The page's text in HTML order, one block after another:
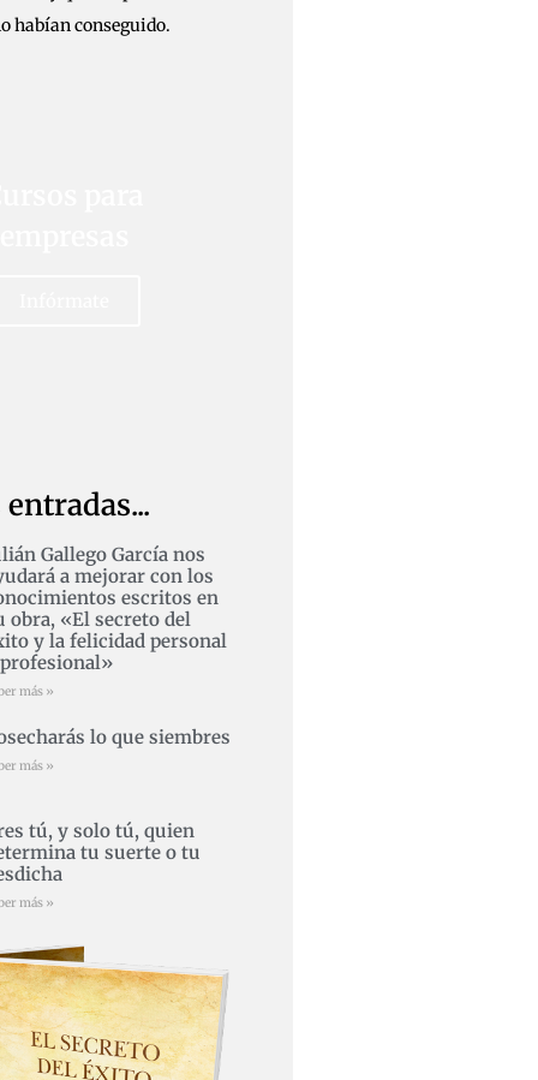
habían conseguido.
Gallego García nos
a mejorar con los
escritos en
obra, «El secreto del
y la felicidad personal
más »
lo que siembres
más »
tú, y solo tú, quien
tu suerte o tu
más »